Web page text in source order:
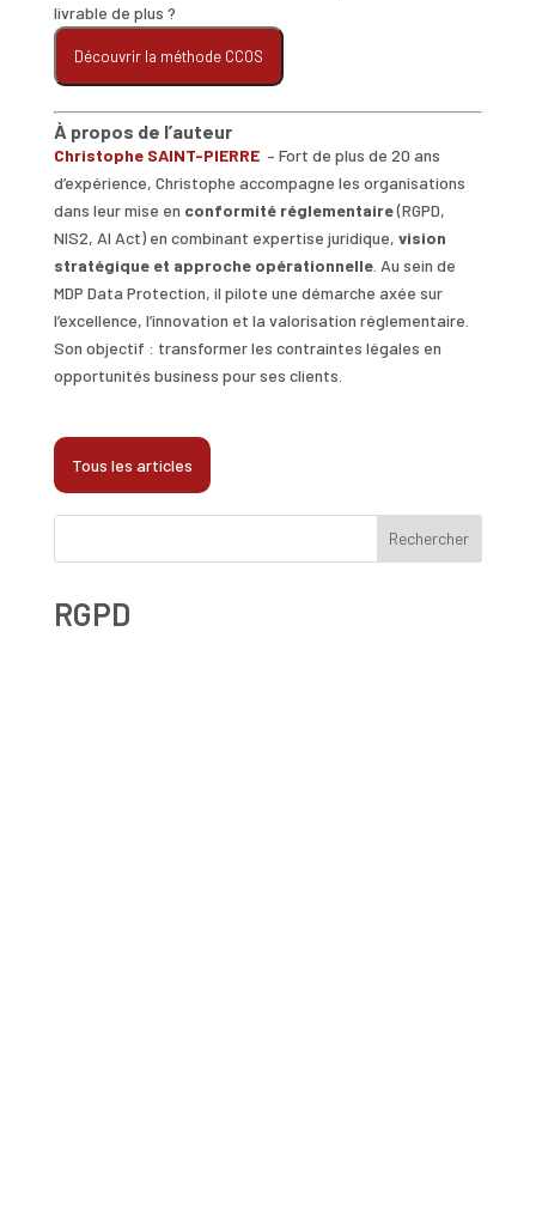
livrable de plus ?
Découvrir la méthode CCOS
À propos de l’auteur
Christophe SAINT-PIERRE– Fort de plus de 20 ans
d’expérience, Christophe accompagne les organisations
dans leur mise en conformité réglementaire(RGPD,
NIS2, AI Act) en combinant expertise juridique, vision
stratégique et approche opérationnelle. Au sein de
MDP Data Protection, il pilote une démarche axée sur
l’excellence, l’innovation et la valorisation réglementaire.
Son objectif : transformer les contraintes légales en
opportunités business pour ses clients.
Tous les articles
Rechercher
RGPD